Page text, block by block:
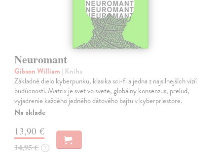
Neuromant
Gibson William | Kniha
Základné dielo kyberpunku, klasika sci-fi a jedna z najsilnejších vízií
budúcnosti. Matrix je svet vo svete, globálny konsenzus, prelud,
vyjadrenie každého jedného dátového bajtu v kyberpriestore.
Na sklade
13,90 €
14,95 € ?